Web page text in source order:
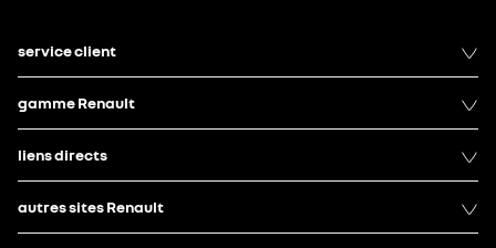
service client
gamme Renault
liens directs
autres sites Renault